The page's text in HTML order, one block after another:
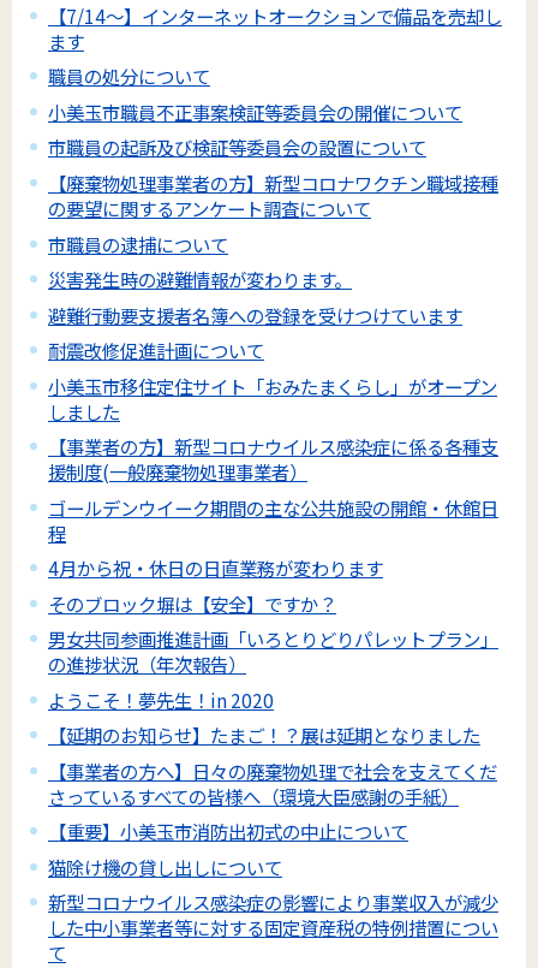
【7/14～】インターネットオークションで備品を売却し
ます
職員の処分について
小美玉市職員不正事案検証等委員会の開催について
市職員の起訴及び検証等委員会の設置について
【廃棄物処理事業者の方】新型コロナワクチン職域接種
の要望に関するアンケート調査について
市職員の逮捕について
災害発生時の避難情報が変わります。
避難行動要支援者名簿への登録を受けつけています
耐震改修促進計画について
小美玉市移住定住サイト「おみたまくらし」がオープン
しました
【事業者の方】新型コロナウイルス感染症に係る各種支
援制度(一般廃棄物処理事業者）
ゴールデンウイーク期間の主な公共施設の開館・休館日
程
4月から祝・休日の日直業務が変わります
そのブロック塀は【安全】ですか？
男女共同参画推進計画「いろとりどりパレットプラン」
の進捗状況（年次報告）
ようこそ！夢先生！in 2020
【延期のお知らせ】たまご！？展は延期となりました
【事業者の方へ】日々の廃棄物処理で社会を支えてくだ
さっているすべての皆様へ（環境大臣感謝の手紙）
【重要】小美玉市消防出初式の中止について
猫除け機の貸し出しについて
新型コロナウイルス感染症の影響により事業収入が減少
した中小事業者等に対する固定資産税の特例措置につい
て